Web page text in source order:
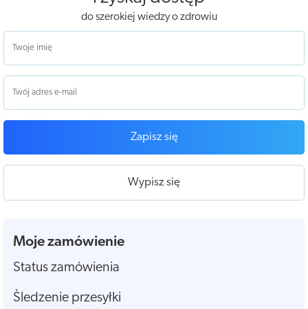
do szerokiej wiedzy o zdrowiu
Zapisz się
Wypisz się
Moje zamówienie
Status zamówienia
Śledzenie przesyłki